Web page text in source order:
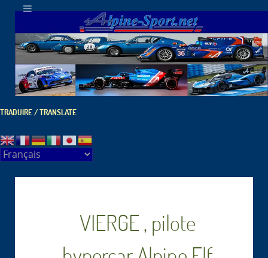
TRADUIRE / TRANSLATE
VIERGE , pilote